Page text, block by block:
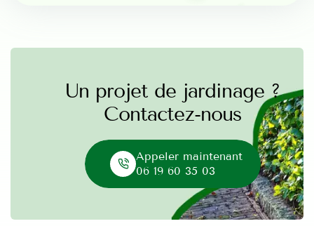
Un projet de jardinage ?
Contactez-nous
Appeler maintenant
06 19 60 35 03